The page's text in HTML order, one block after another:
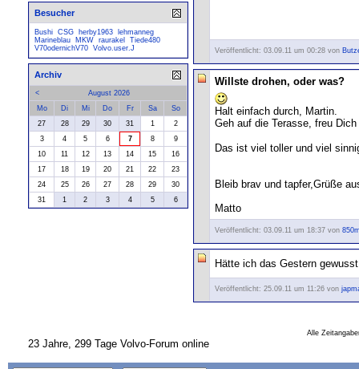
Veröffentlicht: 03.09.11 um 00:28 von
Willste drohen, oder was?
Halt einfach durch, Martin.
Geh auf die Terasse, freu
Das ist viel toller und viel
Bleib brav und tapfer,Grüße
Matto
Veröffentlicht: 03.09.11 um 18:37 von
Hätte ich das Gestern
Veröffentlicht: 25.09.11 um 11:26 von
Besucher
Bushi CSG herby1963
lehmanneg
Marineblau
MKW raurakel
Tiede480
V70odernichV70 Volvo.user.J
Archiv
<
August 2026
Mo
Di Mi Do Fr Sa
So
27
28 29 30 31 1
2
3
4 5 6 7 8
9
10
11 12 13 14 15
16
17
18 19 20 21 22
23
24
25 26 27 28 29
30
31
1 2 3 4 5 6
Alle
23 Jahre, 299 Tage Volvo-Forum online